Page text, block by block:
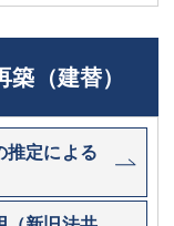
（建替）
推定による